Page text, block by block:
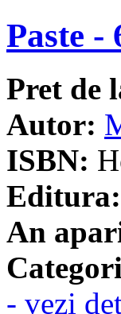
Paste -
Pret de
Autor:
ISBN:
Editura:
An
- vezi